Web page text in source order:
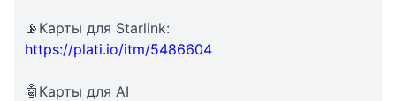
📡Карты для Starlink:
https://plati.io/itm/5486604
🤖Карты для AI